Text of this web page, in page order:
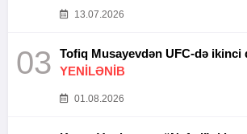
13.07.2026
03
YENİLƏNİB
01.08.2026